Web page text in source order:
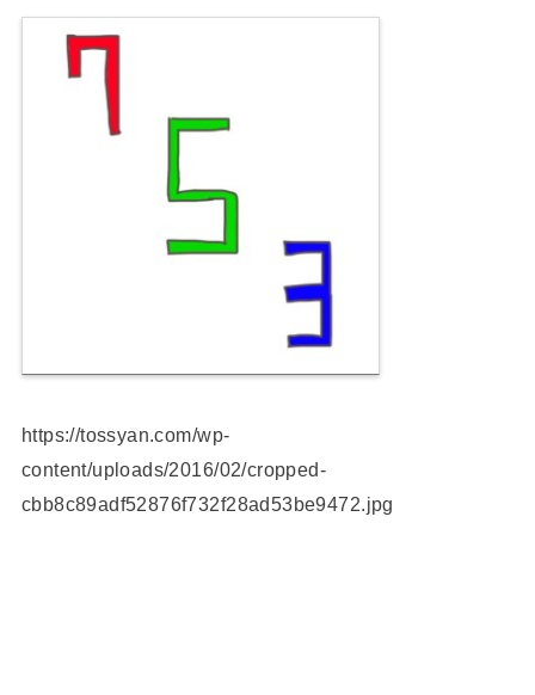
https://tossyan.com/wp-
content/uploads/2016/02/cropped-
cbb8c89adf52876f732f28ad53be9472.jpg